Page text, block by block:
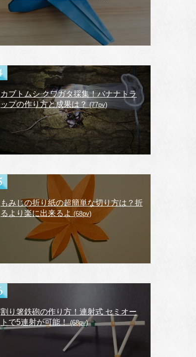
カブトムシ クワガタ採集！バナナトラ
ップの作り方と成果は？ (77pv)
もみじの折り紙の超簡単な切り方は？折
るより楽に出来るよ (68pv)
割り箸鉄砲の作り方！連射式 セミオー
トで5連射が可能！(68pv)